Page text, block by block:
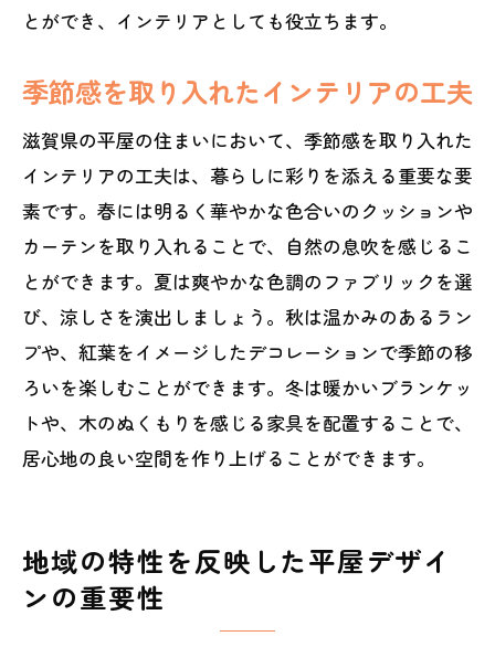
とができ、インテリアとしても役立ちます。
季節感を取り入れたインテリアの工夫
滋賀県の平屋の住まいにおいて、季節感を取り入れた
インテリアの工夫は、暮らしに彩りを添える重要な要
素です。春には明るく華やかな色合いのクッションや
カーテンを取り入れることで、自然の息吹を感じるこ
とができます。夏は爽やかな色調のファブリックを選
び、涼しさを演出しましょう。秋は温かみのあるラン
プや、紅葉をイメージしたデコレーションで季節の移
ろいを楽しむことができます。冬は暖かいブランケッ
トや、木のぬくもりを感じる家具を配置することで、
居心地の良い空間を作り上げることができます。
地域の特性を反映した平屋デザイ
ンの重要性